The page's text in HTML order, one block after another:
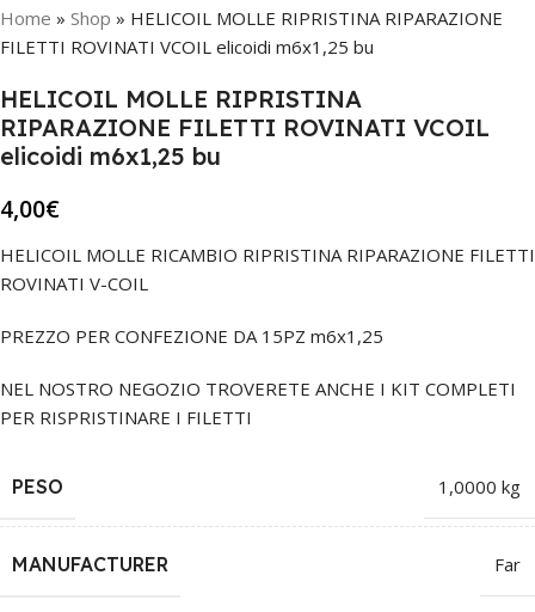
Home » Shop » HELICOIL MOLLE RIPRISTINA RIPARAZIONE
FILETTI ROVINATI VCOIL elicoidi m6x1,25 bu
HELICOIL MOLLE RIPRISTINA
RIPARAZIONE FILETTI ROVINATI VCOIL
elicoidi m6x1,25 bu
4,00€
HELICOIL MOLLE RICAMBIO RIPRISTINA RIPARAZIONE FILETTI
ROVINATI V-COIL
PREZZO PER CONFEZIONE DA 15PZ m6x1,25
NEL NOSTRO NEGOZIO TROVERETE ANCHE I KIT COMPLETI
PER RISPRISTINARE I FILETTI
PESO 1,0000 kg
MANUFACTURER Far